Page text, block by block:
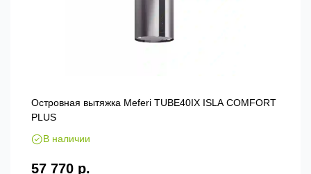
Островная вытяжка Meferi TUBE40IX ISLA COMFORT
PLUS
В наличии
57 770 р.